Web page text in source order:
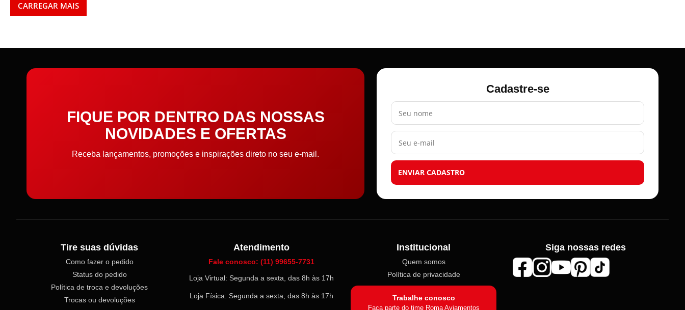
Roma Aviamentos
Cordões, Cordas e Elásticos
Cortador de Papel
Elástico de cabelo
Enfeite
Etiquetas e Embalagens
Faixa toalha e pano de
CARREGAR MAIS
FIQUE POR DENTRO DAS NOSSAS
NOVIDADES E OFERTAS
Receba lançamentos, promoções e inspirações direto no seu e-mail.
Cadastre-se
Seu nome
Seu e-mail
ENVIAR CADASTRO
Tire suas dúvidas
Como fazer o pedido
Status do pedido
Política de troca e devoluções
Trocas ou devoluções
Atendimento
Fale conosco: (11) 99655-7731
Loja Virtual: Segunda a sexta, das 8h às 17h
Loja Física: Segunda a sexta, das 8h às 17h
Institucional
Quem somos
Política de privacidade
Trabalhe conosco
Faça parte do time Roma Aviamentos
Siga nossas redes